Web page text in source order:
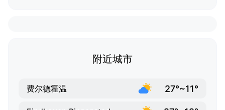
附近城市
费尔德霍温 27°~11°